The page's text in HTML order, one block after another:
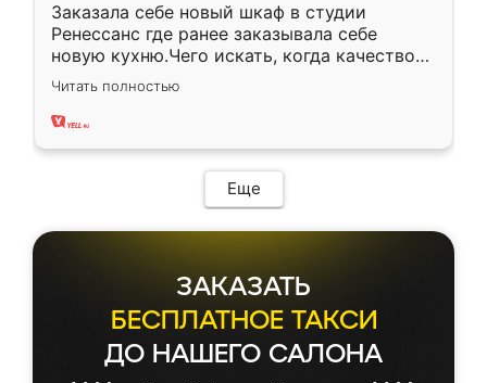
Заказала себе новый шкаф в студии
Ренессанс где ранее заказывала себе
новую кухню.Чего искать, когда качеством
вполне довольна. Служит кухня уже почти
два года, нареканий нет.
Читать полностью
Еще
ЗАКАЗАТЬ
БЕСПЛАТНОЕ ТАКСИ
ДО НАШЕГО САЛОНА